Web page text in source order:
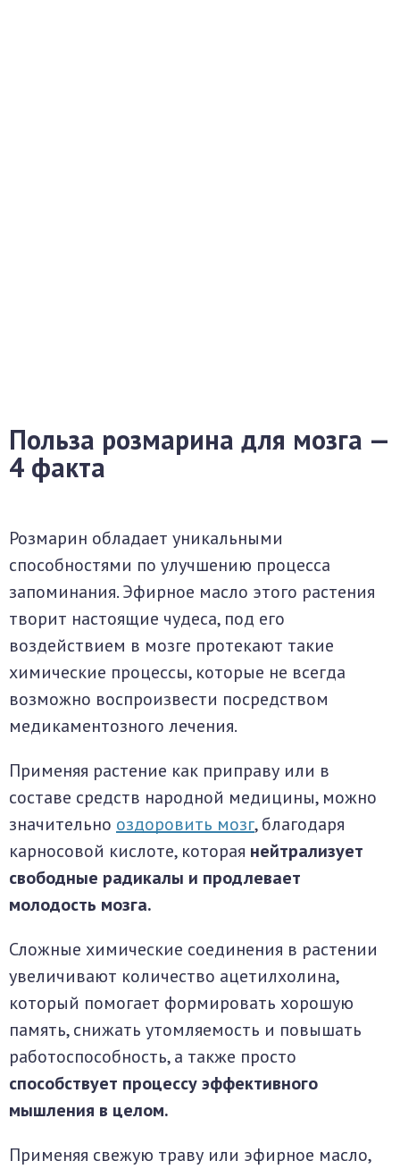
Польза розмарина для мозга —
4 факта
Розмарин обладает уникальными
способностями по улучшению процесса
запоминания. Эфирное масло этого растения
творит настоящие чудеса, под его
воздействием в мозге протекают такие
химические процессы, которые не всегда
возможно воспроизвести посредством
медикаментозного лечения.
Применяя растение как приправу или в
составе средств народной медицины, можно
значительно оздоровить мозг, благодаря
карносовой кислоте, которая нейтрализует
свободные радикалы и продлевает
молодость мозга.
Сложные химические соединения в растении
увеличивают количество ацетилхолина,
который помогает формировать хорошую
память, снижать утомляемость и повышать
работоспособность, а также просто
способствует процессу эффективного
мышления в целом.
Применяя свежую траву или эфирное масло,